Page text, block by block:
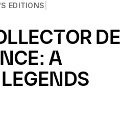
EDITIONS
DE
A